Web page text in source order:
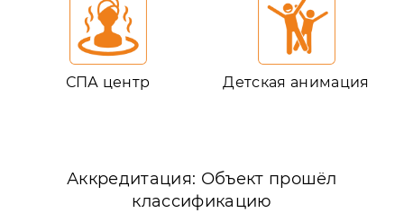
СПА центр Детская анимация
Аккредитация: Объект прошёл
классификацию